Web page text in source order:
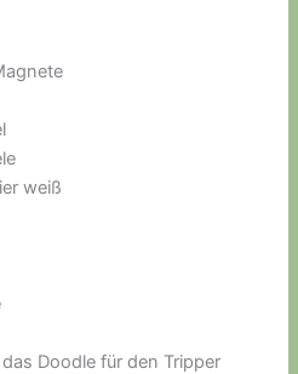
weiß
Doodle für den Tripper